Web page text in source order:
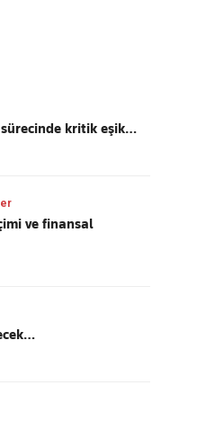
kritik eşik…
ve finansal